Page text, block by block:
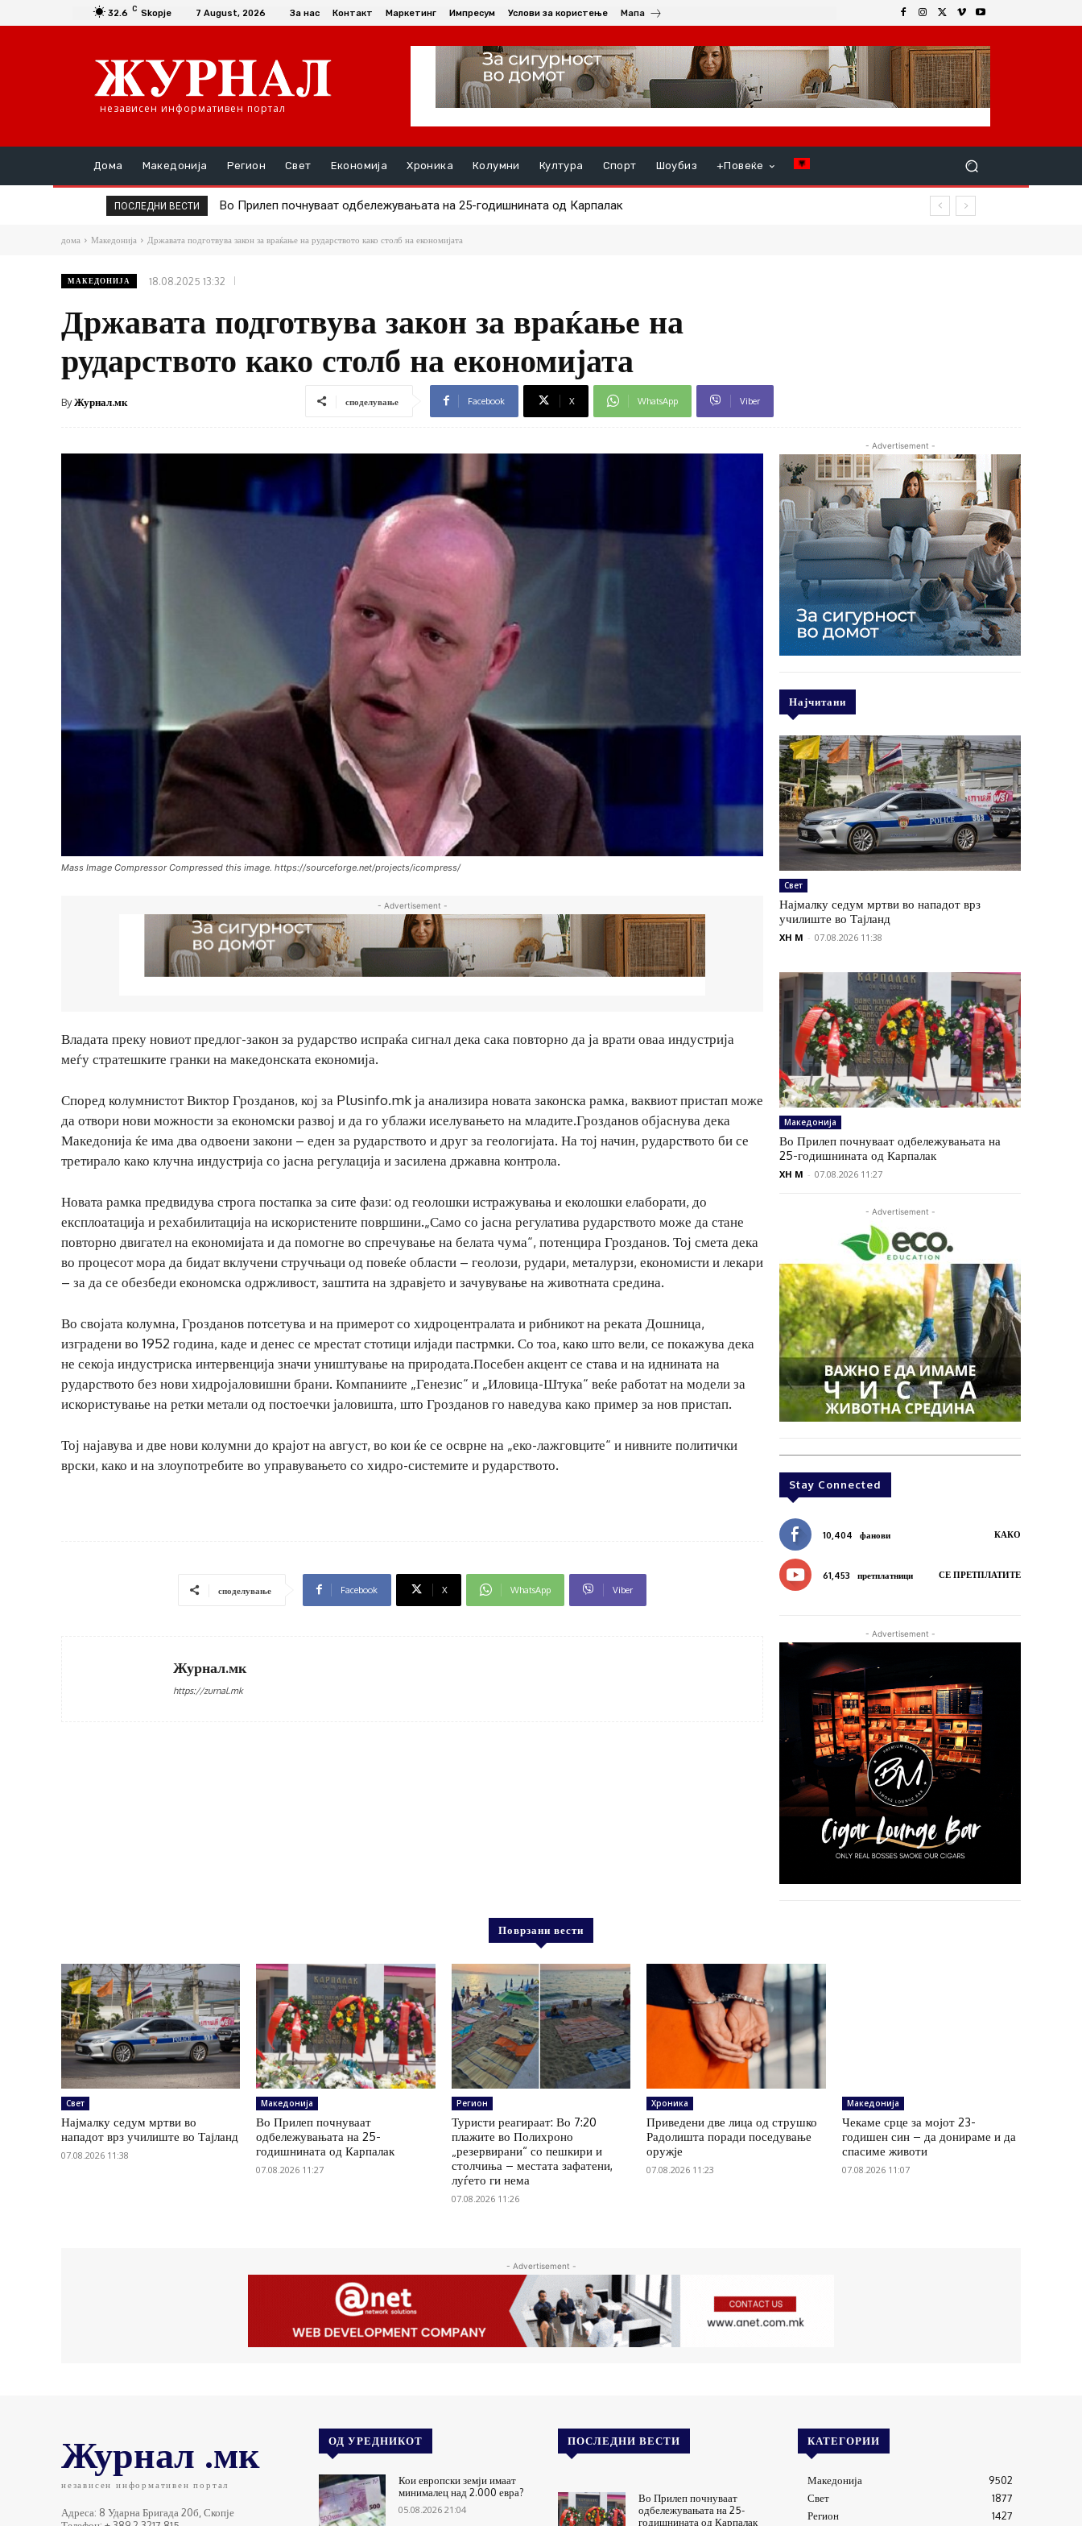
32.6 C Skopje 7 August, 2026 За нас Контакт Маркетинг Импресум Услови за користење Мапа
независен информативен портал
Дома Македонија Регион Свет Економија Хроника Колумни Култура Спорт Шоубиз +Повеќе
ПОСЛЕДНИ ВЕСТИ Во Прилеп почнуваат одбележувањата на 25-годишнината од Карпалак
Туристи реагираат: Во 7:20 плажите во Полихроно „резервирани“ со пешкири и столчиња – местата зафатени, луѓето
дома Македонија Државата подготвува закон за враќање на рударството како столб на економијата
МАКЕДОНИЈА 18.08.2025 13:32
Државата подготвува закон за враќање на
рударството како столб на економијата
ByЖурнал.мк споделување Facebook X WhatsApp Viber
Mass Image Compressor Compressed this image. https://sourceforge.net/projects/icompress/
- Advertisement -
Владата преку новиот предлог-закон за рударство испраќа сигнал дека сака повторно да ја врати оваа индустрија
меѓу стратешките гранки на македонската економија.
Според колумнистот Виктор Грозданов, кој за Plusinfo.mk ја анализира новата законска рамка, ваквиот пристап може
да отвори нови можности за економски развој и да го ублажи иселувањето на младите.Грозданов објаснува дека
Македонија ќе има два одвоени закони – еден за рударството и друг за геологијата. На тој начин, рударството би се
третирало како клучна индустрија со јасна регулација и засилена државна контрола.
Новата рамка предвидува строга постапка за сите фази: од геолошки истражувања и еколошки елаборати, до
експлоатација и рехабилитација на искористените површини.„Само со јасна регулатива рударството може да стане
повторно двигател на економијата и да помогне во спречување на белата чума“, потенцира Грозданов. Тој смета дека
во процесот мора да бидат вклучени стручњаци од повеќе области – геолози, рудари, металурзи, економисти и лекари
– за да се обезбеди економска одржливост, заштита на здравјето и зачувување на животната средина.
Во својата колумна, Грозданов потсетува и на примерот со хидроцентралата и рибникот на реката Дошница,
изградени во 1952 година, каде и денес се мрестат стотици илјади пастрмки. Со тоа, како што вели, се покажува дека
не секоја индустриска интервенција значи уништување на природата.Посебен акцент се става и на иднината на
рударството без нови хидројаловишни брани. Компаниите „Генезис“ и „Иловица-Штука“ веќе работат на модели за
искористување на ретки метали од постоечки јаловишта, што Грозданов го наведува како пример за нов пристап.
Тој најавува и две нови колумни до крајот на август, во кои ќе се осврне на „еко-лажговците“ и нивните политички
врски, како и на злоупотребите во управувањето со хидро-системите и рударството.
споделување Facebook X WhatsApp Viber
Журнал.мк
https://zurnal.mk
- Advertisement -
Најчитани
Свет
Најмалку седум мртви во нападот врз
училиште во Тајланд
XH M - 07.08.2026 11:38
Македонија
Во Прилеп почнуваат одбележувањата на
25-годишнината од Карпалак
XH M - 07.08.2026 11:27
- Advertisement -
Stay Connected
10,404 фанови КАКО
61,453 претплатници СЕ ПРЕТПЛАТИТЕ
- Advertisement -
Поврзани вести
Свет
Најмалку седум мртви во
нападот врз училиште во Тајланд
07.08.2026 11:38
Македонија
Во Прилеп почнуваат
одбележувањата на 25-
годишнината од Карпалак
07.08.2026 11:27
Регион
Туристи реагираат: Во 7:20
плажите во Полихроно
„резервирани“ со пешкири и
столчиња – местата зафатени,
луѓето ги нема
07.08.2026 11:26
Хроника
Приведени две лица од струшко
Радолишта поради поседување
оружје
07.08.2026 11:23
Македонија
Чекаме срце за мојот 23-
годишен син – да донираме и да
спасиме животи
07.08.2026 11:07
- Advertisement -
Журнал .мк
независен информативен портал
Адреса: 8 Ударна Бригада 20б, Скопје
ОД УРЕДНИКОТ
Кои европски земји имаат
минималец над 2.000 евра?
05.08.2026 21:04
ПОСЛЕДНИ ВЕСТИ
Во Прилеп почнуваат
одбележувањата на 25-
годишнината од Карпалак
КАТЕГОРИИ
Македонија
9502
Свет
1877
Регион
1427